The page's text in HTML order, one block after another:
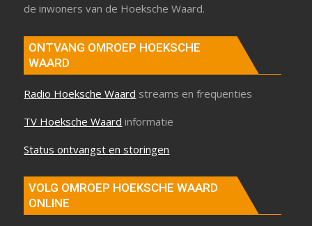
de inwoners van de Hoeksche Waard.
ONTVANG OMROEP HOEKSCHE
WAARD
Radio Hoeksche Waard streams en frequenties
TV Hoeksche Waard informatie
Status ontvangst en storingen
VOLG OMROEP HOEKSCHE WAARD
ONLINE